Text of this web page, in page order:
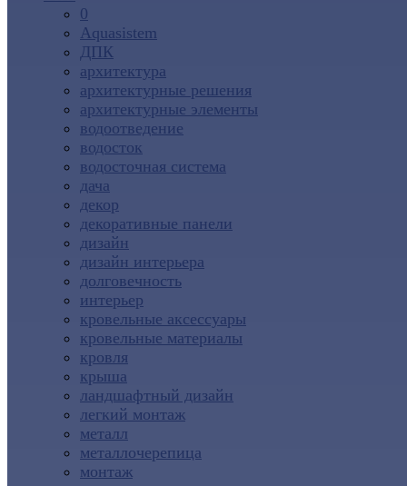
0
Aquasistem
ДПК
архитектура
архитектурные решения
архитектурные элементы
водоотведение
водосток
водосточная система
дача
декор
декоративные панели
дизайн
дизайн интерьера
долговечность
интерьер
кровельные аксессуары
кровельные материалы
кровля
крыша
ландшафтный дизайн
легкий монтаж
металл
металлочерепица
монтаж